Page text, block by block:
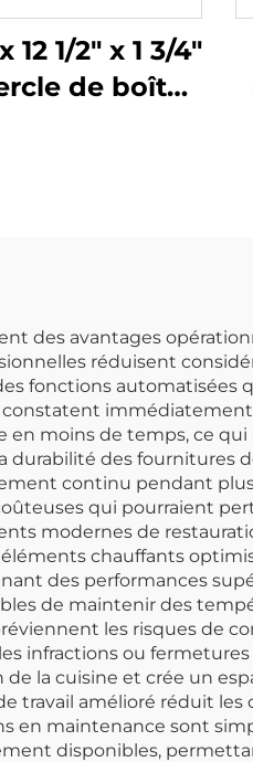
12 1/2" x 1 3/4"
de boîte
des avantages
réduisent
fonctions
constatent
moins de temps, ce
des fournitures
continu pendant
qui pourraient
modernes de
chauffants
des performances
de maintenir des
les risques de
infractions ou
la cuisine et crée un
travail amélioré réduit
en maintenance sont
disponibles,